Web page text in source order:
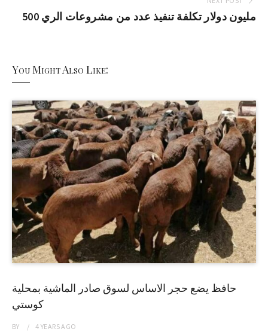
500 مليون دولار تكلفة تنفيذ عدد من مشروعات الري
You Might Also Like:
حافظ يضع حجر الاساس لسوق صادر الماشية بمحلية
كوستي
BY 4 YEARSAGO